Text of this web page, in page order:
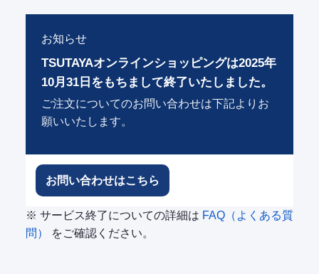
お知らせ
TSUTAYAオンラインショッピングは2025年
10月31日をもちまして終了いたしました。
ご注文についてのお問い合わせは下記よりお
願いいたします。
お問い合わせはこちら
※ サービス終了についての詳細は FAQ（よくある質
問）
をご確認ください。